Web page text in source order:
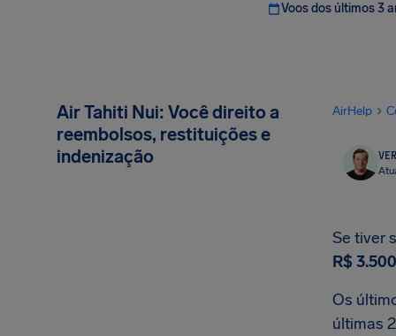
Voos dos últimos 3
Air Tahiti Nui: Você direito a
reembolsos, restituições e
indenização
AirHelp
Se tiver
R$ 3.500
Os
últimas